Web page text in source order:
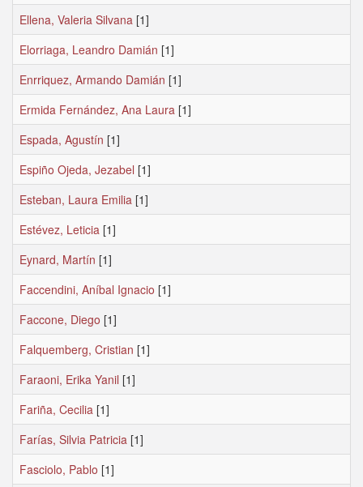
Ellena, Valeria Silvana [1]
Elorriaga, Leandro Damián [1]
Enrriquez, Armando Damián [1]
Ermida Fernández, Ana Laura [1]
Espada, Agustín [1]
Espiño Ojeda, Jezabel [1]
Esteban, Laura Emilia [1]
Estévez, Leticia [1]
Eynard, Martín [1]
Faccendini, Aníbal Ignacio [1]
Faccone, Diego [1]
Falquemberg, Cristian [1]
Faraoni, Erika Yanil [1]
Fariña, Cecilia [1]
Farías, Silvia Patricia [1]
Fasciolo, Pablo [1]